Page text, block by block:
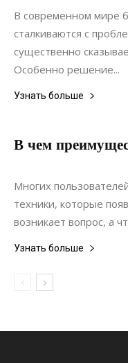
В современном мире
сталкиваются с
существенно
Особенно решение...
Узнать больше
В чем
30.07.2021
Многих
техники, которые
возникает вопрос, а
Узнать больше